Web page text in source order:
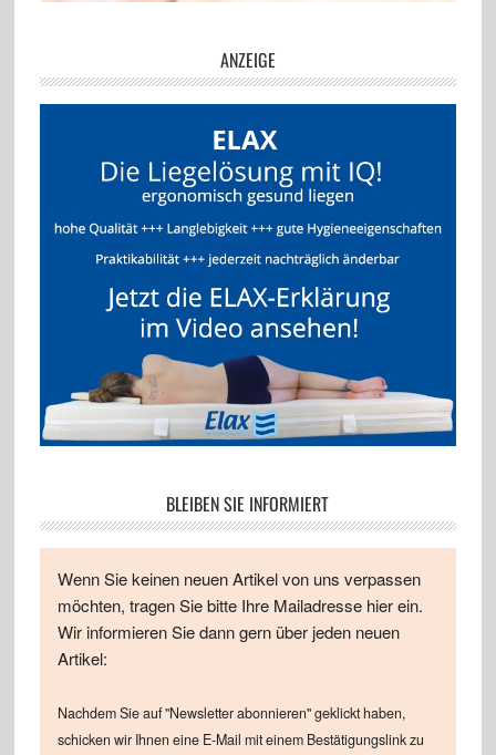
ANZEIGE
BLEIBEN SIE INFORMIERT
Wenn Sie keinen neuen Artikel von uns verpassen
möchten, tragen Sie bitte Ihre Mailadresse hier ein.
Wir informieren Sie dann gern über jeden neuen
Artikel:
Nachdem Sie auf "Newsletter abonnieren" geklickt haben,
schicken wir Ihnen eine E-Mail mit einem Bestätigungslink zu